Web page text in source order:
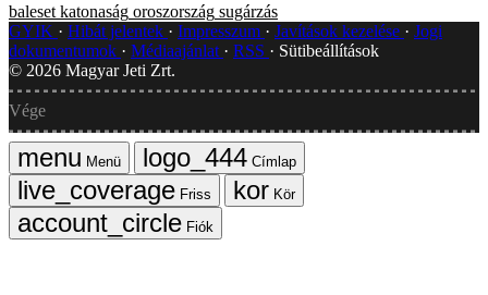
baleset katonaság oroszország sugárzás
GYIK
Hibát jelentek Impresszum Javítások kezelése
Jogi
dokumentumok
Médiaajánlat RSS
Sütibeállítások
© 2026 Magyar Jeti Zrt.
Vége
Menü
Címlap
Friss
Kör
Fiók